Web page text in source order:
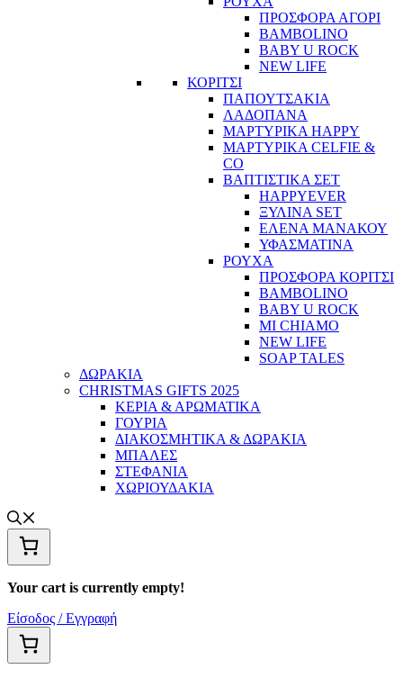
ΠΡΟΣΦΟΡΑ ΑΓΟΡΙ
BAMBOLINO
BABY U ROCK
NEW LIFE
ΚΟΡΙΤΣΙ
ΠΑΠΟΥΤΣΑΚΙΑ
ΛΑΔΟΠΑΝΑ
ΜΑΡΤΥΡΙΚΑ HAPPY
ΜΑΡΤΥΡΙΚΑ CELFIE &
CO
ΒΑΠΤΙΣΤΙΚΑ ΣΕΤ
HAPPYEVER
ΞΥΛΙΝΑ SET
ΕΛΕΝΑ ΜΑΝΑΚΟΥ
ΥΦΑΣΜΑΤΙΝΑ
ΡΟΥΧΑ
ΠΡΟΣΦΟΡΑ ΚΟΡΙΤΣΙ
BAMBOLINO
BABY U ROCK
MI CHIAMO
NEW LIFE
SOAP TALES
ΔΩΡΑΚΙΑ
CHRISTMAS GIFTS 2025
ΚΕΡΙΑ & ΑΡΩΜΑΤΙΚΑ
ΓΟΥΡΙΑ
ΔΙΑΚΟΣΜΗΤΙΚΑ & ΔΩΡΑΚΙΑ
ΜΠΑΛΕΣ
ΣΤΕΦΑΝΙΑ
ΧΩΡΙΟΥΔΑΚΙΑ
Your cart is currently empty!
Είσοδος / Εγγραφή